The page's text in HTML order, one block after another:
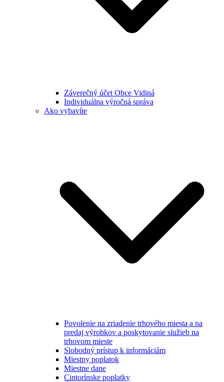
Záverečný účet Obce Vidiná
Individuálna výročná správa
Ako vybavíte
Povolenie na zriadenie trhového miesta a na
predaj výrobkov a poskytovanie služieb na
trhovom mieste
Slobodný prístup k informáciám
Miestny poplatok
Miestne dane
Cintorínske poplatky